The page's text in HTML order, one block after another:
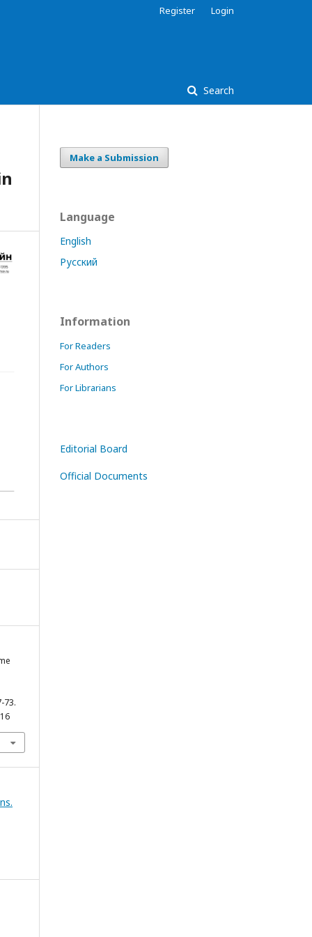
Search
Register Login
73.
Make a Submission
Language
English
Русский
Information
For Readers
For Authors
For Librarians
Editorial Board
Official Documents